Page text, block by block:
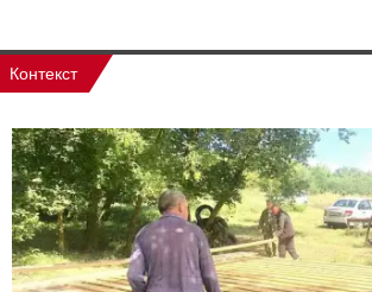
Контекст